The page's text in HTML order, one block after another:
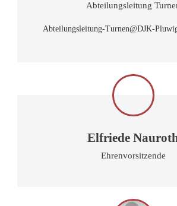
Abteilungsleitung
Abteilungsleitung-Turnen@DJK-
Elfriede
Ehrenvorsitzende